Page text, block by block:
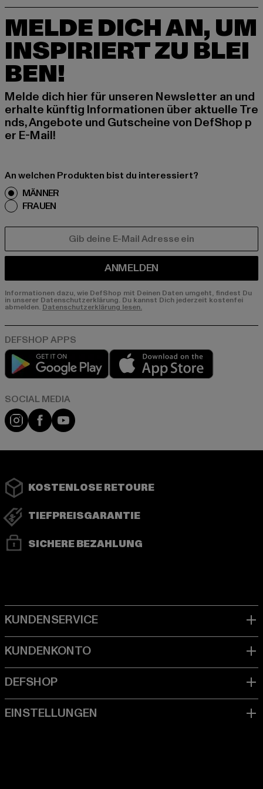
MELDE DICH AN, UM
INSPIRIERT ZU BLEI
BEN!
Melde dich hier für unseren Newsletter an und
erhalte künftig Informationen über aktuelle Tre
nds, Angebote und Gutscheine von DefShop p
er E-Mail!
An welchen Produkten bist du interessiert?
MÄNNER
FRAUEN
ANMELDEN
Informationen dazu, wie DefShop mit Deinen Daten umgeht, findest Du
in unserer Datenschutzerklärung. Du kannst Dich jederzeit kostenfei
abmelden. Datenschutzerklärung lesen.
Play market
Instagram
FacebookYouTube
KOSTENLOSE RETOURE
TIEFPREISGARANTIE
SICHERE BEZAHLUNG